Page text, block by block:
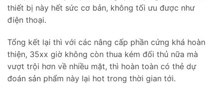
thiết bị này hết sức cơ bản, không tối ưu được như
điện thoại.
Tổng kết lại thì với các nâng cấp phần cứng khá hoàn
thiện, 35xx giờ không còn thua kém đối thủ nữa mà
vượt trội hơn về nhiều mặt, thì hoàn toàn có thẻ dự
đoán sản phẩm này lại hot trong thời gian tới.